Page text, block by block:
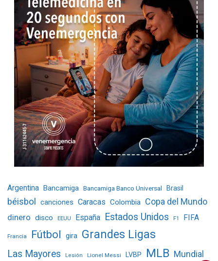
Argentina Bancamiga Bancamiga Banco Universal Brasil
béisbol canciones Caracas Colombia Copa del Mundo
dinero disco EEUU España Estados Unidos F1 FIFA
Francia Fútbol gira Grandes Ligas
Las Mayores Lesión Lionel Messi LVBP MLB Mundial